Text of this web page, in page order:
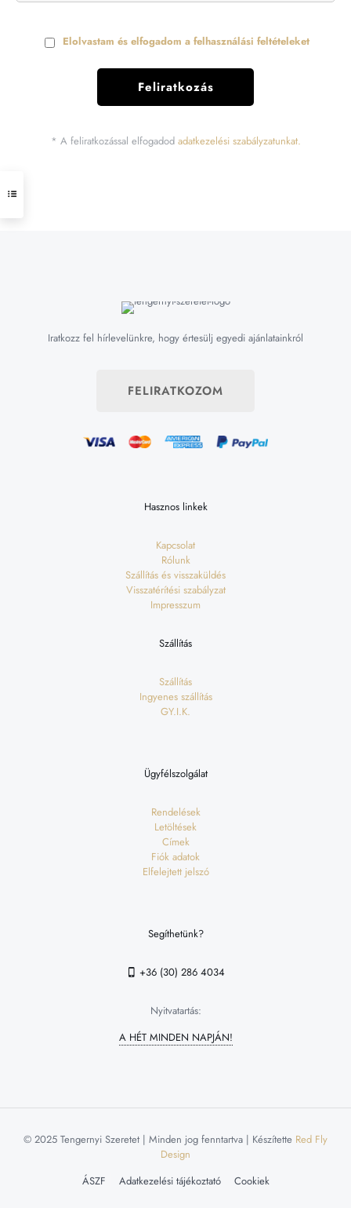
Elolvastam és elfogadom a felhasználási feltételeket
* A feliratkozással elfogadod adatkezelési szabályzatunkat.
Iratkozz fel hírlevelünkre, hogy értesülj egyedi ajánlatainkról
FELIRATKOZOM
Hasznos linkek
Kapcsolat
Rólunk
Szállítás és visszaküldés
Visszatérítési szabályzat
Impresszum
Szállítás
Szállítás
Ingyenes szállítás
GY.I.K.
Ügyfélszolgálat
Rendelések
Letöltések
Címek
Fiók adatok
Elfelejtett jelszó
Segíthetünk?
+36 (30) 286 4034
Nyitvatartás:
A HÉT MINDEN NAPJÁN!
© 2025 Tengernyi Szeretet | Minden jog fenntartva | Készítette Red Fly
Design
ÁSZF
Adatkezelési tájékoztató Cookiek